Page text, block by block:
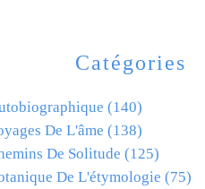
Catégories
(140)
De L'âme (138)
De Solitude (125)
De L'étymologie (75)